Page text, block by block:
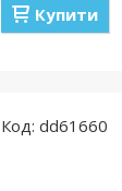
Купити
dd61660